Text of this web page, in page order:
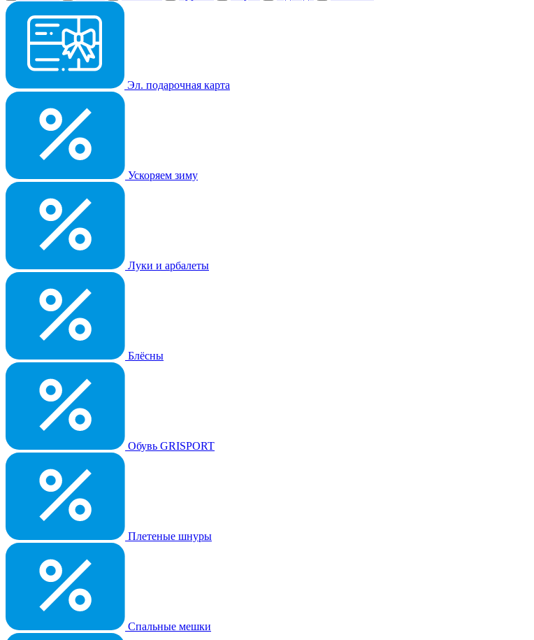
Эл. подарочная карта
Ускоряем зиму
Луки и арбалеты
Блёсны
Обувь GRISPORT
Плетеные шнуры
Спальные мешки